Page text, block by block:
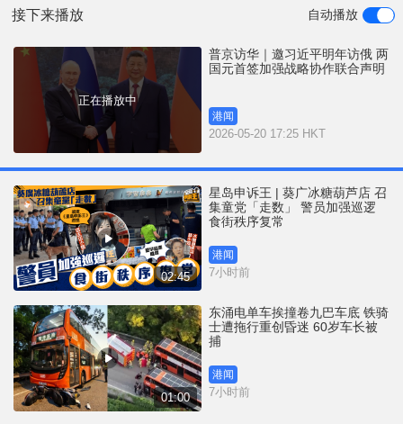
e
接下来播放 自动播放
正在播放中
普京访华｜邀习近平明年访俄 两
国元首签加强战略协作联合声明
港闻
2026-05-20 17:25 HKT
02:45
星岛申诉王 | 葵广冰糖葫芦店 召
集童党「走数」 警员加强巡逻
食街秩序复常
港闻
7小时前
01:00
东涌电单车挨撞卷九巴车底 铁骑
士遭拖行重创昏迷 60岁车长被
捕
港闻
7小时前